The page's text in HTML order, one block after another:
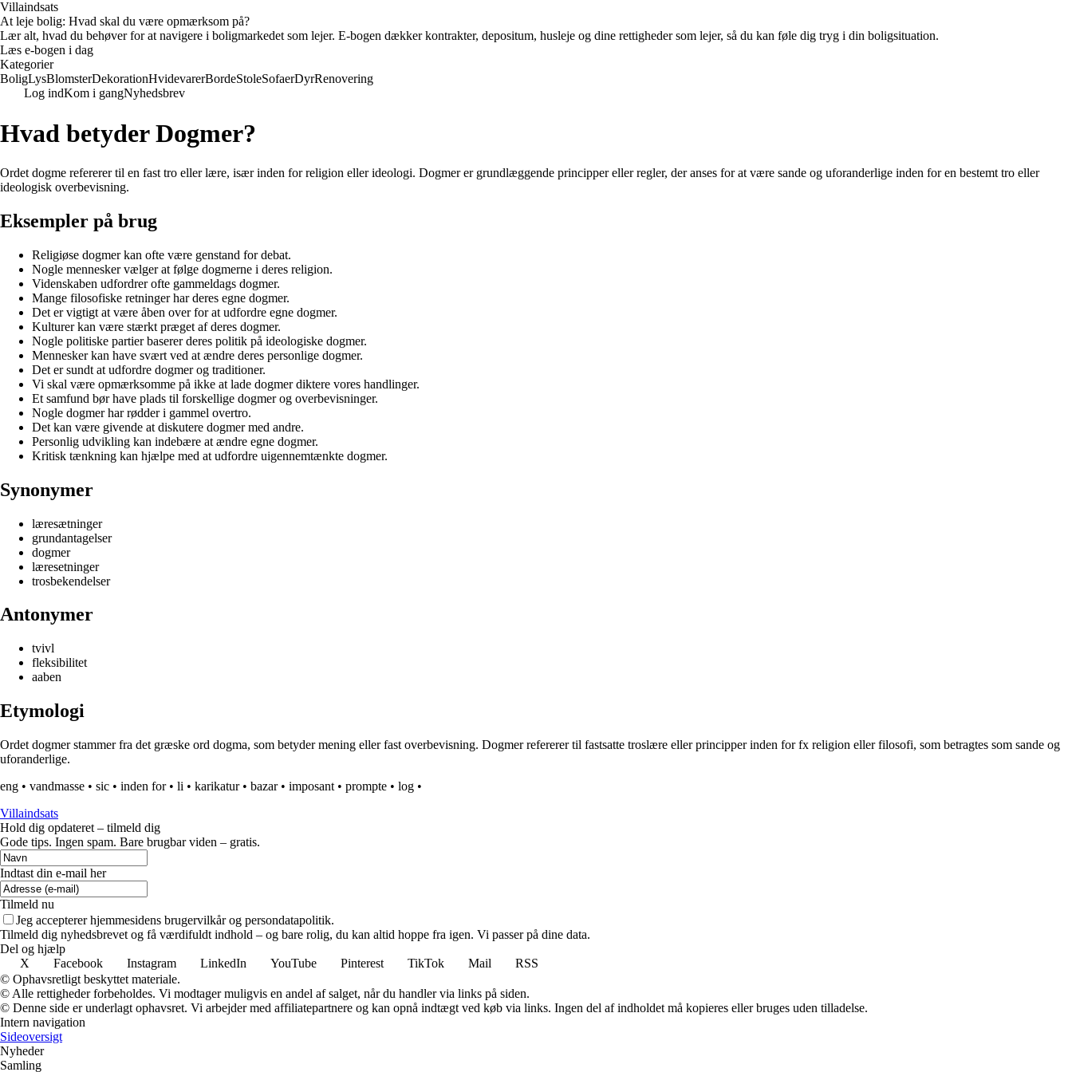
Villaindsats
At leje bolig: Hvad skal du være opmærksom på?
Lær alt, hvad du behøver for at navigere i boligmarkedet som lejer. E-bogen dækker kontrakter, depositum, husleje og dine rettigheder som lejer, så du kan føle dig tryg i din boligsituation.
Læs e-bogen i dag
Kategorier
BoligLysBlomsterDekorationHvidevarerBordeStoleSofaerDyrRenovering
Log indKom i gangNyhedsbrev
Hvad betyder Dogmer?
Ordet dogme refererer til en fast tro eller lære, især inden for religion eller ideologi. Dogmer er grundlæggende principper eller regler, der anses for at være sande og uforanderlige inden for en bestemt tro eller
ideologisk overbevisning.
Eksempler på brug
Religiøse dogmer kan ofte være genstand for debat.
Nogle mennesker vælger at følge dogmerne i deres religion.
Videnskaben udfordrer ofte gammeldags dogmer.
Mange filosofiske retninger har deres egne dogmer.
Det er vigtigt at være åben over for at udfordre egne dogmer.
Kulturer kan være stærkt præget af deres dogmer.
Nogle politiske partier baserer deres politik på ideologiske dogmer.
Mennesker kan have svært ved at ændre deres personlige dogmer.
Det er sundt at udfordre dogmer og traditioner.
Vi skal være opmærksomme på ikke at lade dogmer diktere vores handlinger.
Et samfund bør have plads til forskellige dogmer og overbevisninger.
Nogle dogmer har rødder i gammel overtro.
Det kan være givende at diskutere dogmer med andre.
Personlig udvikling kan indebære at ændre egne dogmer.
Kritisk tænkning kan hjælpe med at udfordre uigennemtænkte dogmer.
Synonymer
læresætninger
grundantagelser
dogmer
læresetninger
trosbekendelser
Antonymer
tvivl
fleksibilitet
aaben
Etymologi
Ordet dogmer stammer fra det græske ord dogma, som betyder mening eller fast overbevisning. Dogmer refererer til fastsatte troslære eller principper inden for fx religion eller filosofi, som betragtes som sande og
uforanderlige.
eng • vandmasse • sic • inden for• li • karikatur• bazar• imposant • prompte • log •
Villaindsats
Hold dig opdateret – tilmeld dig
Gode tips. Ingen spam. Bare brugbar viden – gratis.
Indtast din e-mail her
Tilmeld nu
Jeg accepterer hjemmesidens brugervilkår og persondatapolitik.
Tilmeld dig nyhedsbrevet og få værdifuldt indhold – og bare rolig, du kan altid hoppe fra igen. Vi passer på dine data.
Del og hjælp
X
Facebook Instagram LinkedIn YouTube Pinterest TikTok Mail
RSS
© Ophavsretligt beskyttet materiale.
© Alle rettigheder forbeholdes. Vi modtager muligvis en andel af salget, når du handler via links på siden.
© Denne side er underlagt ophavsret. Vi arbejder med affiliatepartnere og kan opnå indtægt ved køb via links. Ingen del af indholdet må kopieres eller bruges uden tilladelse.
Intern navigation
Sideoversigt
Nyheder
Samling